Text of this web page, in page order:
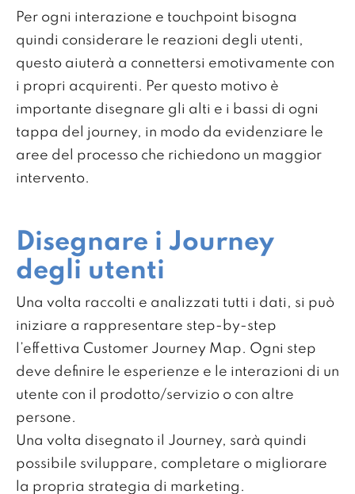
Per ogni interazione e touchpoint bisogna
quindi considerare le reazioni degli utenti,
questo aiuterà a connettersi emotivamente con
i propri acquirenti. Per questo motivo è
importante disegnare gli alti e i bassi di ogni
tappa del journey, in modo da evidenziare le
aree del processo che richiedono un maggior
intervento.
Disegnare i Journey
degli utenti
Una volta raccolti e analizzati tutti i dati, si può
iniziare a rappresentare step-by-step
l’effettiva Customer Journey Map. Ogni step
deve definire le esperienze e le interazioni di un
utente con il prodotto/servizio o con altre
persone.
Una volta disegnato il Journey, sarà quindi
possibile sviluppare, completare o migliorare
la propria strategia di marketing.